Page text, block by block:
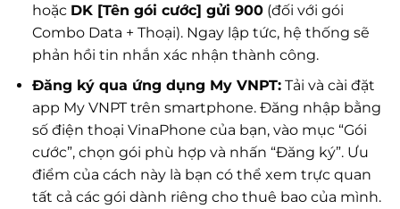
hoặc DK [Tên gói cước] gửi 900(đối với gói
Combo Data + Thoại). Ngay lập tức, hệ thống sẽ
phản hồi tin nhắn xác nhận thành công.
Đăng ký qua ứng dụng My VNPT:Tải và cài đặt
app My VNPT trên smartphone. Đăng nhập bằng
số điện thoại VinaPhone của bạn, vào mục “Gói
cước”, chọn gói phù hợp và nhấn “Đăng ký”. Ưu
điểm của cách này là bạn có thể xem trực quan
tất cả các gói dành riêng cho thuê bao của mình.